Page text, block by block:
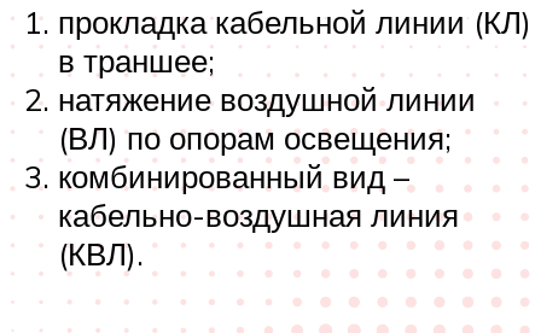
прокладка кабельной линии (КЛ)
в траншее;
натяжение воздушной линии
(ВЛ) по опорам освещения;
комбинированный вид –
кабельно-воздушная линия
(КВЛ).